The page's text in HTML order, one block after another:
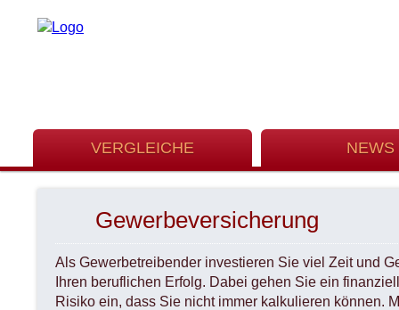
VERGLEICHE NEWS
Gewerbeversicherung
Als Gewerbetreibender investieren Sie viel Zeit und
Ihren beruflichen Erfolg. Dabei gehen Sie ein
Risiko ein, dass Sie nicht immer kalkulieren können.